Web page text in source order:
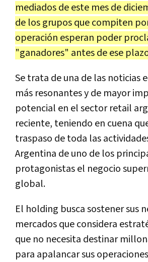
mediados de este mes de
de los grupos que compiten
operación esperan poder
"ganadores" antes de ese
Se trata de una de las noticias
más resonantes y de mayor
potencial en el sector retail
reciente, teniendo en cuena
traspaso de toda las
Argentina de uno de los
protagonistas el negocio
global.
El holding busca sostener sus
mercados que considera
que no necesita destinar
para apalancar sus